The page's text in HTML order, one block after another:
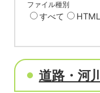
ファイル種別
すべて HTML
道路・河